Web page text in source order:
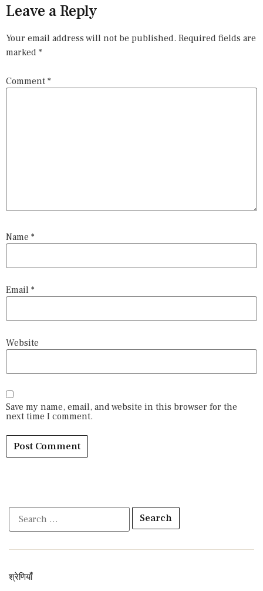
Leave a Reply
Your email address will not be published. Required fields are
marked *
Comment *
Name *
Email *
Website
Save my name, email, and website in this browser for the
next time I comment.
श्रेणियाँ​​